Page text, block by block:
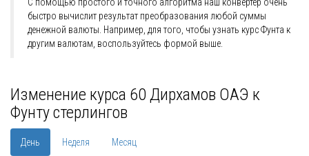
С помощью простого и точного алгоритма наш конвертер очень
быстро вычислит результат преобразования любой суммы
денежной валюты. Например, для того, чтобы узнать курс Фунта к
другим валютам, воспользуйтесь формой выше.
Изменение курса 60 Дирхамов ОАЭ к
Фунту стерлингов
День Неделя Месяц